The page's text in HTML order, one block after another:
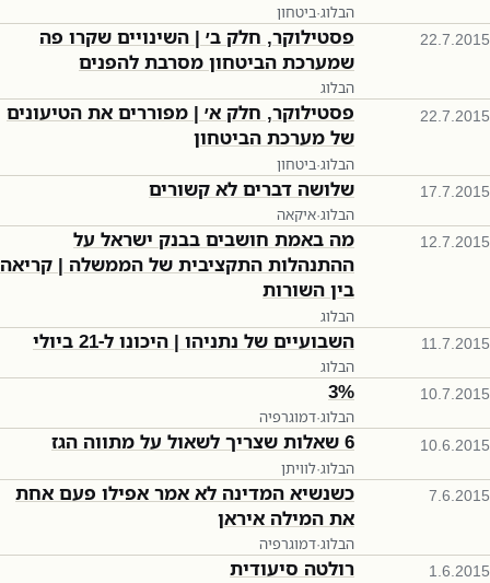
הבלוג·ביטחון
22.7.2015
פסטילוקר, חלק ב׳ | השינויים שקרו פה
שמערכת הביטחון מסרבת להפנים
הבלוג
22.7.2015
פסטילוקר, חלק א׳ | מפוררים את הטיעונים
של מערכת הביטחון
הבלוג·ביטחון
17.7.2015 שלושה דברים לא קשורים
הבלוג·איקאה
12.7.2015
מה באמת חושבים בבנק ישראל על
ההתנהלות התקציבית של הממשלה | קריאה
בין השורות
הבלוג
11.7.2015 השבועיים של נתניהו | היכונו ל-21 ביולי
הבלוג
10.7.2015
3%
הבלוג·דמוגרפיה
10.6.2015 6 שאלות שצריך לשאול על מתווה הגז
הבלוג·לוויתן
7.6.2015
כשנשיא המדינה לא אמר אפילו פעם אחת
את המילה איראן
הבלוג·דמוגרפיה
1.6.2015 רולטה סיעודית